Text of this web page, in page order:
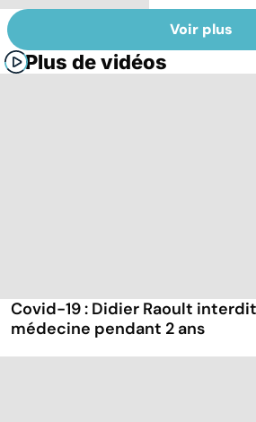
Voir plus
Plus de vidéos
Covid-19 : Didier Raoult
médecine pendant 2 ans